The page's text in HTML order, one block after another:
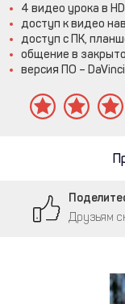
4 видео урока в HD
доступ к видео
доступ с ПК,
общение в
версия ПО –
Друзьям